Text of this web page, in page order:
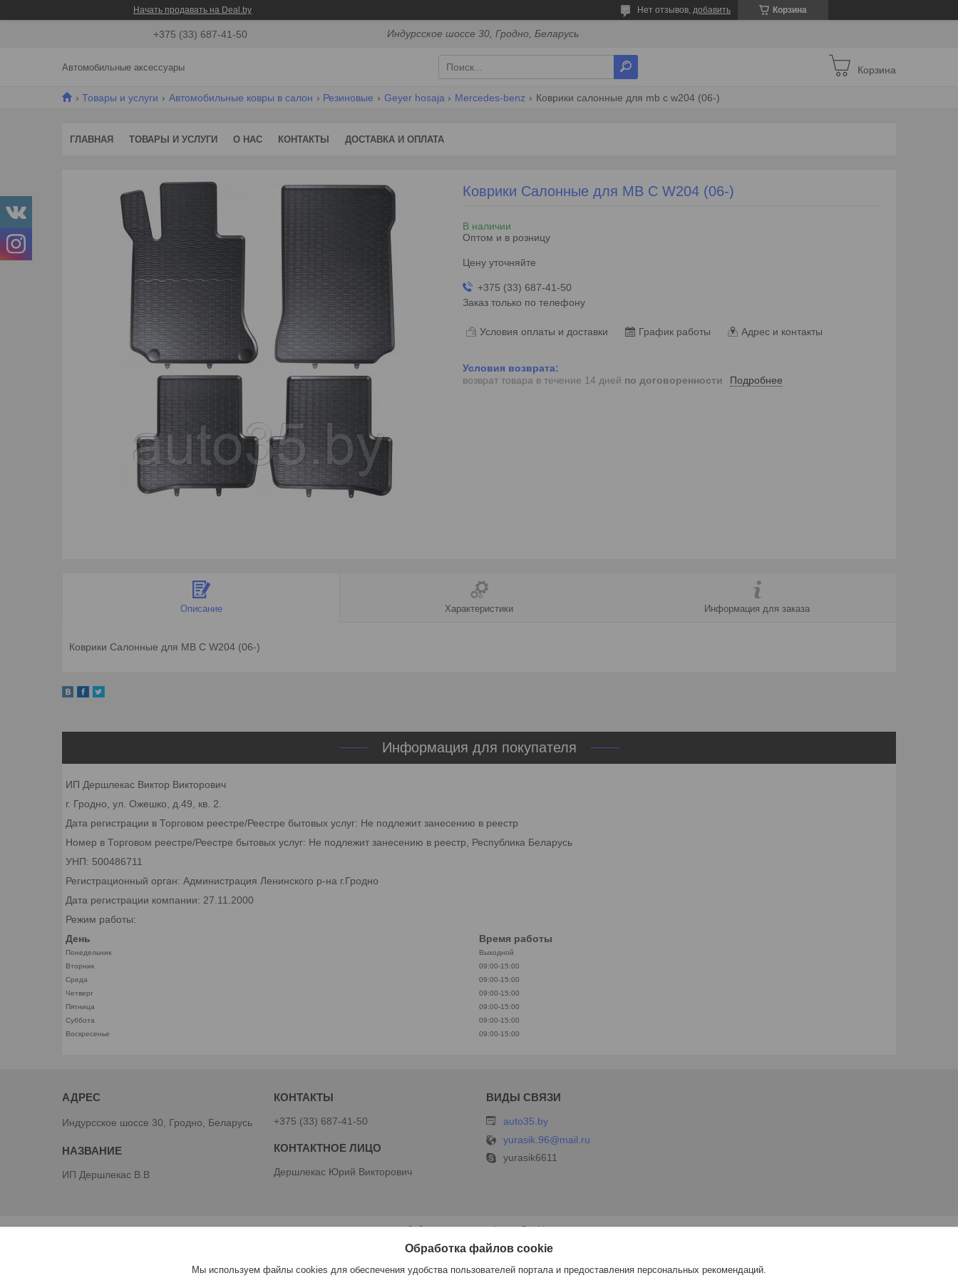
Начать продавать на Deal.by Корзина
Нет отзывов, добавить
+375 (33) 687-41-50 Индурсское шоссе 30, Гродно, Беларусь
Автомобильные аксессуары Корзина
Товары и услуги Автомобильные ковры в салон Резиновые Geyer hosaja Mercedes-benz Коврики салонные для mb c w204 (06-)
ГЛАВНАЯ ТОВАРЫ И УСЛУГИ О НАС КОНТАКТЫ ДОСТАВКА И ОПЛАТА
Коврики Салонные для MB C W204 (06-)
В наличии
Оптом и в розницу
Цену уточняйте
+375 (33) 687-41-50
Заказ только по телефону
Условия оплаты и доставки График работы Адрес и контакты
возврат товара в течение 14 дней по договоренности Подробнее
Описание Характеристики Информация для заказа
Коврики Салонные для MB C W204 (06-)
Информация для покупателя
ИП Дершлекас Виктор Викторович
г. Гродно, ул. Ожешко, д.49, кв. 2.
Дата регистрации в Торговом реестре/Реестре бытовых услуг: Не подлежит занесению в реестр
Номер в Торговом реестре/Реестре бытовых услуг: Не подлежит занесению в реестр, Республика Беларусь
УНП: 500486711
Регистрационный орган: Администрация Ленинского р-на г.Гродно
Дата регистрации компании: 27.11.2000
Режим работы:
День
Время работы
Понедельник
Выходной
Вторник
09:00-15:00
Среда
09:00-15:00
Четверг
09:00-15:00
Пятница
09:00-15:00
Суббота
09:00-15:00
Воскресенье
09:00-15:00
Индурсское шоссе 30, Гродно, Беларусь
ИП Дершлекас В.В
+375 (33) 687-41-50
Дершлекас Юрий Викторович
auto35.by
yurasik.96@mail.ru
yurasik6611
Сайт создан на платформе Deal.by
Политика обработки файлов cookies
Обработка файлов cookie
Мы используем файлы cookies для обеспечения удобства пользователей портала и предоставления персональных рекомендаций.
ИП Дершлекас В.В | Пожаловаться на контент
Select Language ▼